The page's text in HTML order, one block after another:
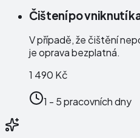
Čištení po vniknutí
V případě, že čištění
je oprava bezplatná.
1 490 Kč
1 - 5 pracovních dny